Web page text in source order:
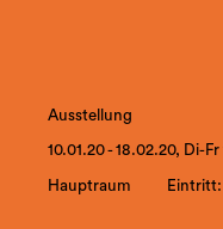
Ausstellung
10.01.20 - 18.02.20, Di-
Hauptraum